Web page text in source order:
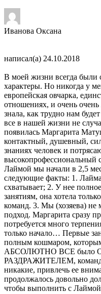
гостевой
книги
Иванова Оксана
написал(а) 24.10.2018
В моей жизни всегда были
характеры. Но никогда у
европейская овчарка,
отношениях, и очень
знала, как трудно нам
все в нашей жизни не
появилась Маргарита
контактный, душевный,
знаниях человек и
высокопрофессиональный
Лаймой мы начали в 2,5
следующие факты: 1.
схватывает; 2. У нее
занятиям, она хотела
команд. 3. Мы (хозяева) не
подход. Маргарита сразу
потребуется много
только начало… Первые
полным кошмаром,
АБСОЛЮТНО ВСЕ было
РАЗДРАЖИТЕЛЕМ,
никакие, привлечь ее
продолжалось довольно
чтобы выполнить с